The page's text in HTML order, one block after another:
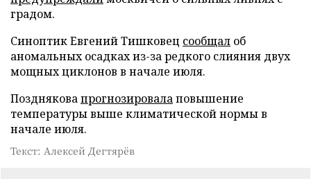
градом.
Синоптик Евгений Тишковец сообщал об
аномальных осадках из-за редкого слияния двух
мощных циклонов в начале июля.
Поздняковапрогнозировалаповышение
температуры выше климатической нормы в
начале июля.
Текст: Алексей Дегтярёв